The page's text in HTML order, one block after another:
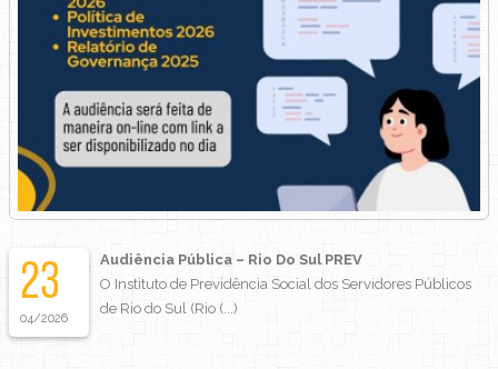
23
04/2026
Audiência Pública – Rio Do Sul PREV
O Instituto de Previdência Social dos Servidores Públicos
de Rio do Sul (Rio (...)